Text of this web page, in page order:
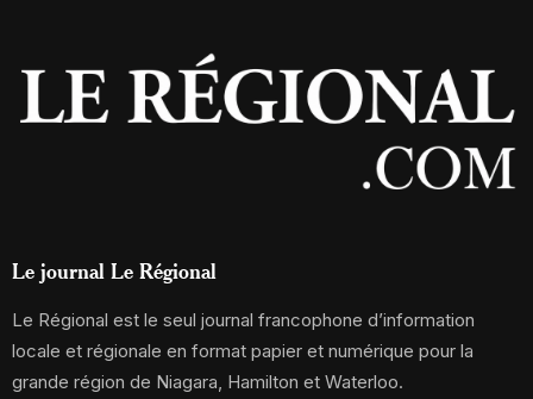
Le journal Le Régional
Le Régional est le seul journal francophone d’information
locale et régionale en format papier et numérique pour la
grande région de Niagara, Hamilton et Waterloo.